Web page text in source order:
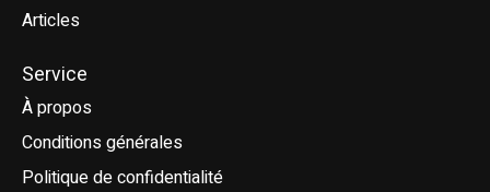
Articles
Service
À propos
Conditions générales
Politique de confidentialité